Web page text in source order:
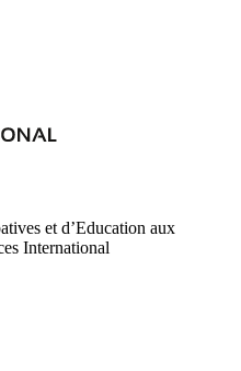
et d’Education aux
International